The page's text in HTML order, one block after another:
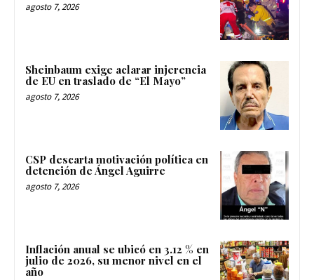
agosto 7, 2026
Sheinbaum exige aclarar injerencia
de EU en traslado de “El Mayo”
agosto 7, 2026
CSP descarta motivación política en
detención de Ángel Aguirre
agosto 7, 2026
Inflación anual se ubicó en 3.12 % en
julio de 2026, su menor nivel en el
año